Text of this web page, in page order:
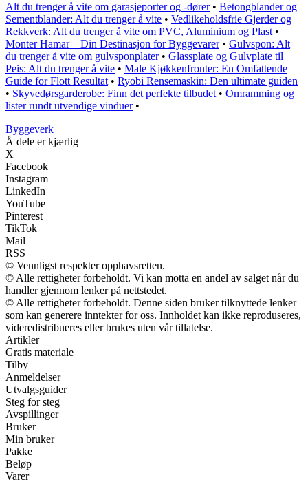
Alt du trenger å vite om garasjeporter og -dører• Betongblander og
Sementblander: Alt du trenger å vite • Vedlikeholdsfrie Gjerder og
Rekkverk: Alt du trenger å vite om PVC, Aluminium og Plast •
Monter Hamar – Din Destinasjon for Byggevarer• Gulvspon: Alt
du trenger å vite om gulvsponplater• Glassplate og Gulvplate til
Peis: Alt du trenger å vite • Male Kjøkkenfronter: En Omfattende
Guide for Flott Resultat • Ryobi Rensemaskin: Den ultimate guiden
• Skyvedørsgarderobe: Finn det perfekte tilbudet • Omramming og
lister rundt utvendige vinduer•
Byggeverk
Å dele er kjærlig
X
Facebook
Instagram
LinkedIn
YouTube
Pinterest
TikTok
Mail
RSS
© Vennligst respekter opphavsretten.
© Alle rettigheter forbeholdt. Vi kan motta en andel av salget når du
handler gjennom lenker på nettstedet.
© Alle rettigheter forbeholdt. Denne siden bruker tilknyttede lenker
som kan generere inntekter for oss. Innholdet kan ikke reproduseres,
videredistribueres eller brukes uten vår tillatelse.
Artikler
Gratis materiale
Tilby
Anmeldelser
Utvalgsguider
Steg for steg
Avspillinger
Bruker
Min bruker
Pakke
Beløp
Varer